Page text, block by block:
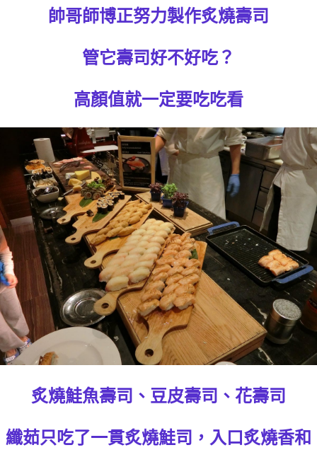
帥哥師博正努力製作炙燒壽司
管它壽司好不好吃？
高顏值就一定要吃吃看
炙燒鮭魚壽司、豆皮壽司、花壽司
纖茹只吃了一貫炙燒鮭司，入口炙燒香和